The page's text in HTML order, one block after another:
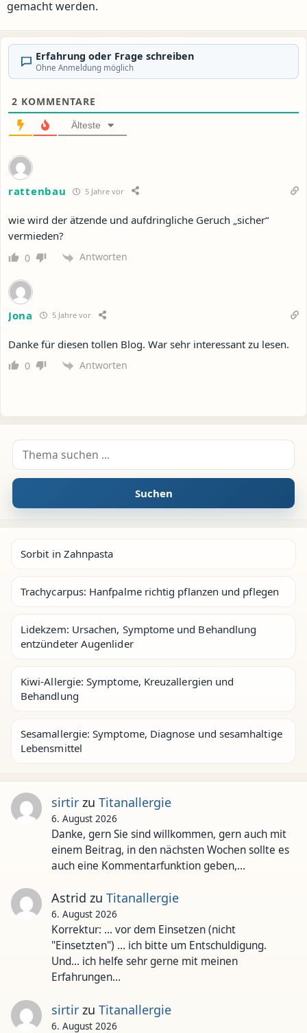
gemacht werden.
Erfahrung oder Frage schreiben
Ohne Anmeldung möglich
2 KOMMENTARE
Älteste
rattenbau 5 Jahre vor
wie wird der ätzende und aufdringliche Geruch „sicher“
vermieden?
0 Antworten
Jona 5 Jahre vor
Danke für diesen tollen Blog. War sehr interessant zu lesen.
0 Antworten
Suche nach:
Suchen
Sorbit in Zahnpasta
Trachycarpus: Hanfpalme richtig pflanzen und pflegen
Lidekzem: Ursachen, Symptome und Behandlung
entzündeter Augenlider
Kiwi-Allergie: Symptome, Kreuzallergien und
Behandlung
Sesamallergie: Symptome, Diagnose und sesamhaltige
Lebensmittel
sirtirzu Titanallergie
6. August 2026
Danke, gern Sie sind willkommen, gern auch mit
einem Beitrag, in den nächsten Wochen sollte es
auch eine Kommentarfunktion geben,…
Astrid zu Titanallergie
6. August 2026
Korrektur: ... vor dem Einsetzen (nicht
"Einsetzten") ... ich bitte um Entschuldigung.
Und... ich helfe sehr gerne mit meinen
Erfahrungen…
sirtirzu Titanallergie
6. August 2026